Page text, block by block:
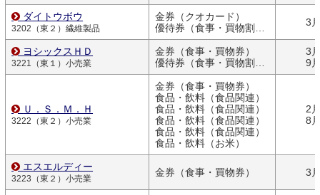
ダイトウボウ
3202（東２）繊維製品
金券（クオカード）
優待券（食事・買物割引券）
3
ヨシックスＨＤ
3221（東１）小売業
金券（食事・買物券）
優待券（食事・買物割引券）
3
9
Ｕ．Ｓ．Ｍ．Ｈ
3222（東２）小売業
金券（食事・買物券）
食品・飲料（食品関連）
食品・飲料（食品関連）
食品・飲料（食品関連）
食品・飲料（食品関連）
食品・飲料（お米）
2
8
エスエルディー
3223（東２）小売業
金券（食事・買物券） 3